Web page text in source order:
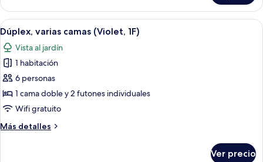
1F)
doble,
cama
matrimonial
(Orange,
1F)
Abrir
todas
las
fotos
de
Dúplex,
varias
(Violet,
Un dormitorio moderno con una
7
Dúplex, varias camas (Violet, 1F)
Vista al jardín
1 habitación
6 personas
1 cama doble y 2 futones individuales
Wifi gratuito
Más detalles
Más
Ver precio